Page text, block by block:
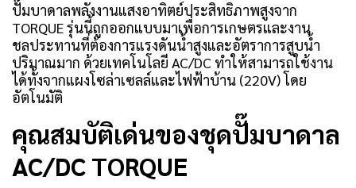
ปั๊มบาดาลพลังงานแสงอาทิตย์ประสิทธิภาพสูงจาก
TORQUE รุ่นนี้ถูกออกแบบมาเพื่อการเกษตรและงาน
ชลประทานที่ต้องการแรงดันน้ำสูงและอัตราการสูบน้ำ
ปริมาณมาก ด้วยเทคโนโลยี AC/DC ทำให้สามารถใช้งาน
ได้ทั้งจากแผงโซล่าเซลล์และไฟฟ้าบ้าน (220V) โดย
อัตโนมัติ
คุณสมบัติเด่นของชุดปั๊มบาดาล
AC/DC TORQUE